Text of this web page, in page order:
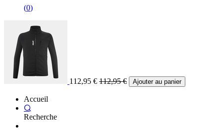
(0)
112,95 € 112,95€ Ajouter au panier
Accueil
Recherche